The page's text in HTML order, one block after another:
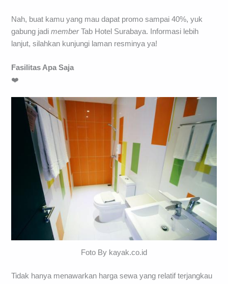
Nah, buat kamu yang mau dapat promo sampai 40%, yuk
gabung jadimemberTab Hotel Surabaya. Informasi lebih
lanjut, silahkan kunjungi laman resminya ya!
Fasilitas Apa Saja
❤️
Foto By kayak.co.id
Tidak hanya menawarkan harga sewa yang relatif terjangkau